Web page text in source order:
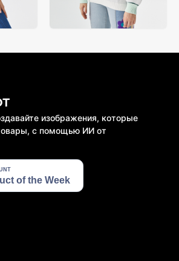
изображения, которые
с помощью ИИ от